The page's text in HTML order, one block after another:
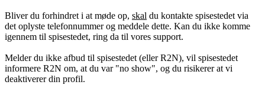
Bliver du forhindret i at møde op, skal du kontakte spisestedet via
det oplyste telefonnummer og meddele dette. Kan du ikke komme
igennem til spisestedet, ring da til vores support.
Melder du ikke afbud til spisestedet (eller R2N), vil spisestedet
informere R2N om, at du var "no show", og du risikerer at vi
deaktiverer din profil.